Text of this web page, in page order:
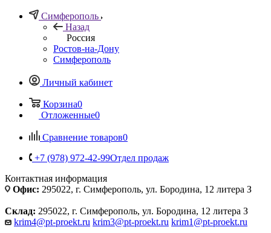
Симферополь
Назад
Россия
Ростов-на-Дону
Симферополь
Личный кабинет
Корзина0
Отложенные0
Сравнение товаров0
+7 (978) 972-42-99Отдел продаж
Контактная информация
Офис: 295022, г. Симферополь, ул. Бородина, 12 литера З
Склад: 295022, г. Симферополь, ул. Бородина, 12 литера З
krim4@pt-proekt.ru krim3@pt-proekt.ru krim1@pt-proekt.ru